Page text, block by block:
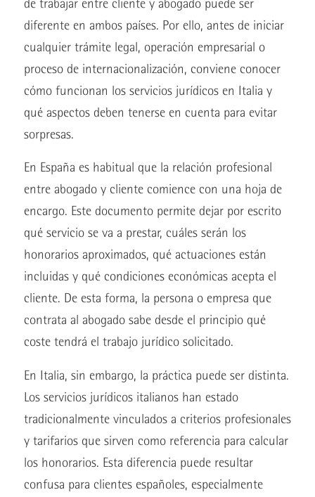
de trabajar entre cliente y abogado puede ser
diferente en ambos países. Por ello, antes de iniciar
cualquier trámite legal, operación empresarial o
proceso de internacionalización, conviene conocer
cómo funcionan los servicios jurídicos en Italia y
qué aspectos deben tenerse en cuenta para evitar
sorpresas.
En España es habitual que la relación profesional
entre abogado y cliente comience con una hoja de
encargo. Este documento permite dejar por escrito
qué servicio se va a prestar, cuáles serán los
honorarios aproximados, qué actuaciones están
incluidas y qué condiciones económicas acepta el
cliente. De esta forma, la persona o empresa que
contrata al abogado sabe desde el principio qué
coste tendrá el trabajo jurídico solicitado.
En Italia, sin embargo, la práctica puede ser distinta.
Los servicios jurídicos italianos han estado
tradicionalmente vinculados a criterios profesionales
y tarifarios que sirven como referencia para calcular
los honorarios. Esta diferencia puede resultar
confusa para clientes españoles, especialmente